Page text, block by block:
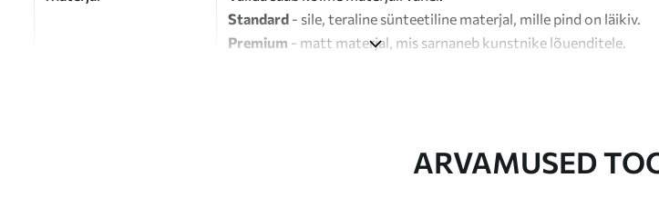
Standard - sile, teraline sünteetiline materjal, mille pind on läikiv.
Premium - matt materjal, mis sarnaneb kunstnike lõuenditele.
ARVAMUSED